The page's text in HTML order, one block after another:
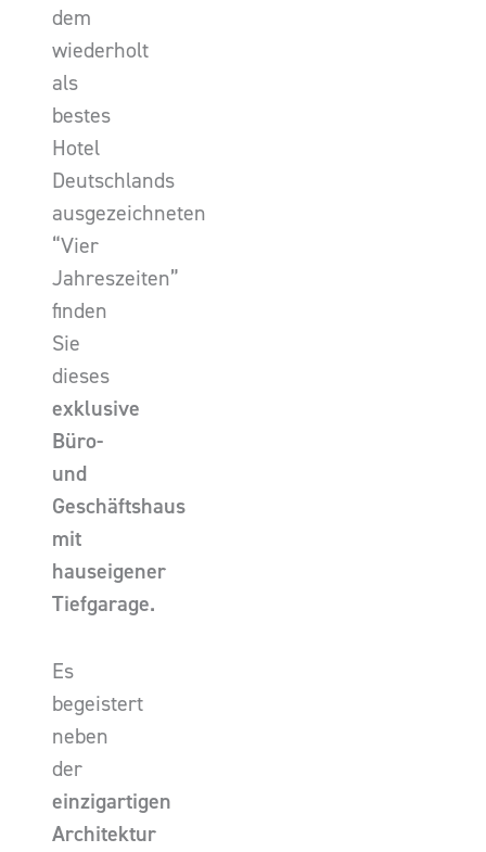
dem
wiederholt
als
bestes
Hotel
Deutschlands
ausgezeichneten
“Vier
Jahreszeiten”
finden
Sie
dieses
exklusive
Büro-
und
Geschäftshaus
mit
hauseigener
Tiefgarage.
Es
begeistert
neben
der
einzigartigen
Architektur